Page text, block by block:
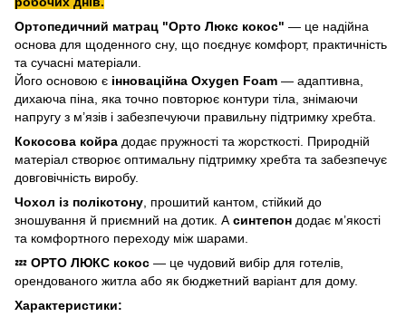
Ортопедичний матрац "Ортo Люкс кокос" — це надійна
основа для щоденного сну, що поєднує комфорт, практичність
та сучасні матеріали.
Його основою є інноваційна Oxygen Foam — адаптивна,
дихаюча піна, яка точно повторює контури тіла, знімаючи
напругу з м’язів і забезпечуючи правильну підтримку хребта.
Кокосова койра додає пружності та жорсткості. Природній
матеріал створює оптимальну підтримку хребта та забезпечує
довговічність виробу.
Чохол із полікотону , прошитий кантом, стійкий до
зношування й приємний на дотик. А синтепон додає м’якості
та комфортного переходу між шарами.
💤 ОРТО ЛЮКС кокос — це чудовий вибір для готелів,
орендованого житла або як бюджетний варіант для дому.
Характеристики: